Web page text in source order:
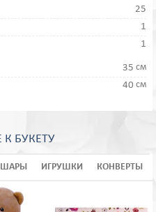
25
1
1
35 см
40 см
К БУКЕТУ
ШАРЫ ИГРУШКИ КОНВЕРТЫ